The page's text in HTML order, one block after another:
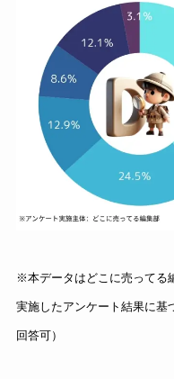
※本データはどこに売ってる
実施したアンケート結果に基
回答可）